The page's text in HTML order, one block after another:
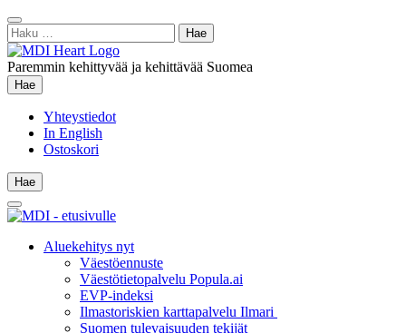
Siirry
sisältöön
Sulje
hae
Haku:
Paremmin kehittyvää ja kehittävää Suomea
Hae
Hae
Yhteystiedot
In English
Ostoskori
Hae
Hae
Main
Menu
Aluekehitys nyt
Väestöennuste
Väestötietopalvelu Popula.ai
EVP-indeksi
Ilmastoriskien karttapalvelu Ilmari
Suomen tulevaisuuden tekijät